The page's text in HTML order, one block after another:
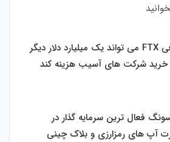
صرافی FTX می تواند یک میلیارد دلار دیگر
خرید شرکت های آسیب هزینه کند
فعال‌ ترین سرمایه‌ گذار در
آپ‌ های رمزارزی و بلاک چینی